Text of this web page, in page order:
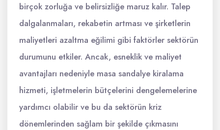
birçok zorluğa ve belirsizliğe maruz kalır. Talep
dalgalanmaları, rekabetin artması ve şirketlerin
maliyetleri azaltma eğilimi gibi faktörler sektörün
durumunu etkiler. Ancak, esneklik ve maliyet
avantajları nedeniyle masa sandalye kiralama
hizmeti, işletmelerin bütçelerini dengelemelerine
yardımcı olabilir ve bu da sektörün kriz
dönemlerinden sağlam bir şekilde çıkmasını